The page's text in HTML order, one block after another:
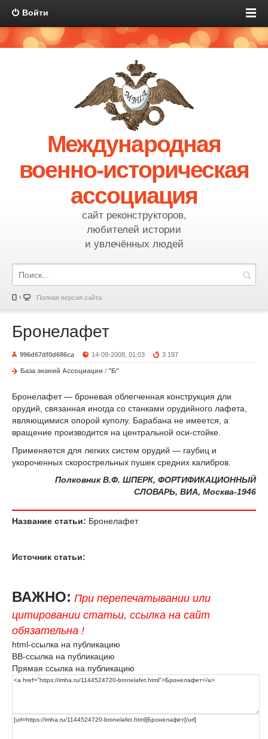
Войти
Международная
военно-историческая
ассоциация
сайт реконструкторов,
любителей истории
и увлечённых людей
Полная версия сайта
Бронелафет
996d67df0d686ca 14-09-2008, 01:03 3 197
База знаний Ассоциации / "Б"
Бронелафет — броневая облегченная конструкция дли
орудий, связанная иногда со станками орудийного лафета,
являющимися опорой куполу. Барабана не имеется, а
вращение производится на центральной оси-стойке.
Применяется для легких систем орудий — гаубиц и
укороченных скорострельных пушек средних калибров.
Полковник В.Ф. ШПЕРК, ФОРТИФИКАЦИОННЫЙ
СЛОВАРЬ, ВИА, Москва-1946
Название статьи: Бронелафет
Источник статьи:
ВАЖНО: При перепечатывании или
цитировании статьи, ссылка на сайт
обязательна !
html-ссылка на публикацию
BB-ссылка на публикацию
Прямая ссылка на публикацию